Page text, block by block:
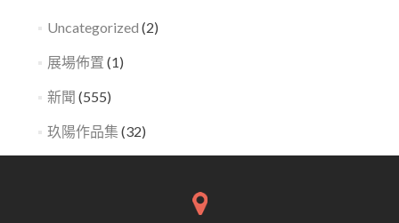
Uncategorized (2)
展場佈置 (1)
新聞 (555)
玖陽作品集 (32)